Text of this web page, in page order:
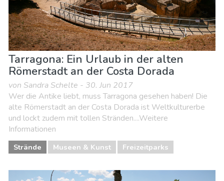
Tarragona: Ein Urlaub in der alten
Römerstadt an der Costa Dorada
von Sandra Schelte - 30. Jun 2017
Wer die Antike liebt, muss Tarragona gesehen haben! Die
alte Römerstadt an der Costa Dorada ist Weltkulturerbe
und lockt zudem mit tollen Stränden....Weitere
Informationen
Strände Museen & Kunst Freizeitparks